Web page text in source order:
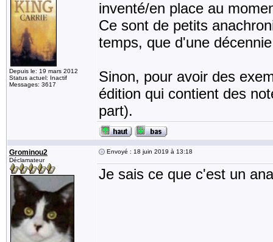
Depuis le: 19 mars 2012
Status actuel: Inactif
Messages: 3617
inventé/en place au
Ce sont de petits
temps, que d'une
Sinon, pour avoir des
édition qui contient des
part).
Grominou2
Déclamateur
Envoyé : 18 juin 2019 à 13:18
Je sais ce que c'est un